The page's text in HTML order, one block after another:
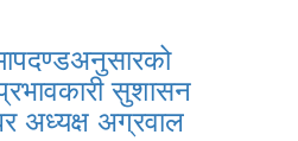
सुशासन
अध्यक्ष अग्रवाल